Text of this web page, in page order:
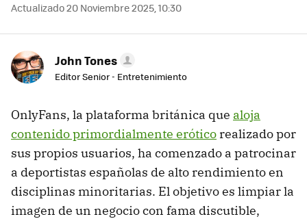
Actualizado 20 Noviembre 2025, 10:30
John Tones
Editor Senior - Entretenimiento
OnlyFans, la plataforma británica que aloja
contenido primordialmente erótico realizado por
sus propios usuarios, ha comenzado a patrocinar
a deportistas españolas de alto rendimiento en
disciplinas minoritarias. El objetivo es limpiar la
imagen de un negocio con fama discutible,